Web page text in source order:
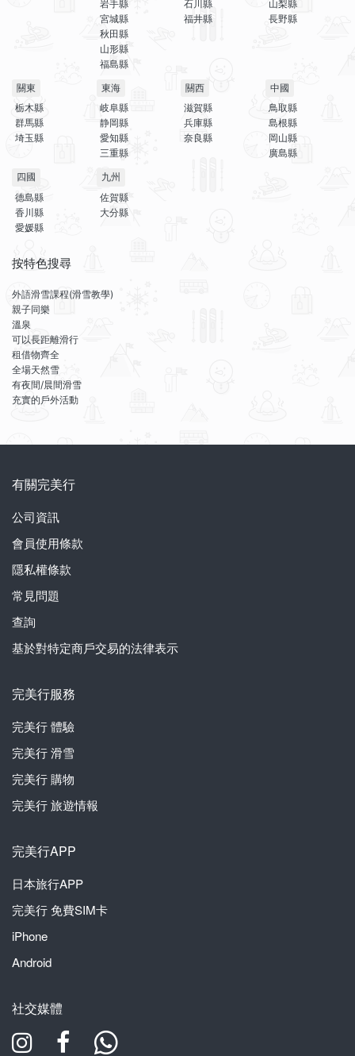
岩手縣
宮城縣
秋田縣
山形縣
福島縣
石川縣
福井縣
山梨縣
長野縣
關東
栃木縣
群馬縣
埼玉縣
東海
岐阜縣
静岡縣
愛知縣
三重縣
關西
滋賀縣
兵庫縣
奈良縣
中國
鳥取縣
島根縣
岡山縣
廣島縣
四國
德島縣
香川縣
愛媛縣
九州
佐賀縣
大分縣
按特色搜尋
外語滑雪課程(滑雪教學)
親子同樂
溫泉
可以長距離滑行
租借物齊全
全場天然雪
有夜間/晨間滑雪
充實的戶外活動
有關完美行
公司資訊
會員使用條款
隱私權條款
常見問題
查詢
基於對特定商戶交易的法律表示
完美行服務
完美行體驗
完美行滑雪
完美行購物
完美行旅遊情報
完美行APP
日本旅行APP
完美行免費SIM卡
iPhone
Android
社交媒體